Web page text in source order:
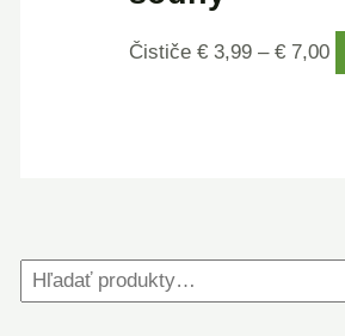
Čističe€ 3,99 – € 7,00